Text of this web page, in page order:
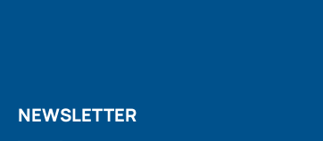
NEWSLETTER